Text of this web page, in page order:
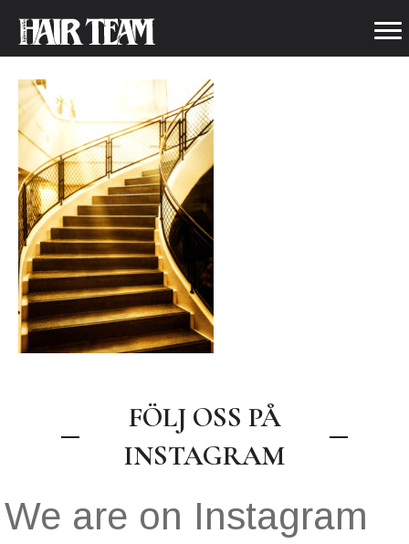
WEBWEB_MS82418-REDIGERA
FÖLJ OSS PÅ
INSTAGRAM
We are on Instagram